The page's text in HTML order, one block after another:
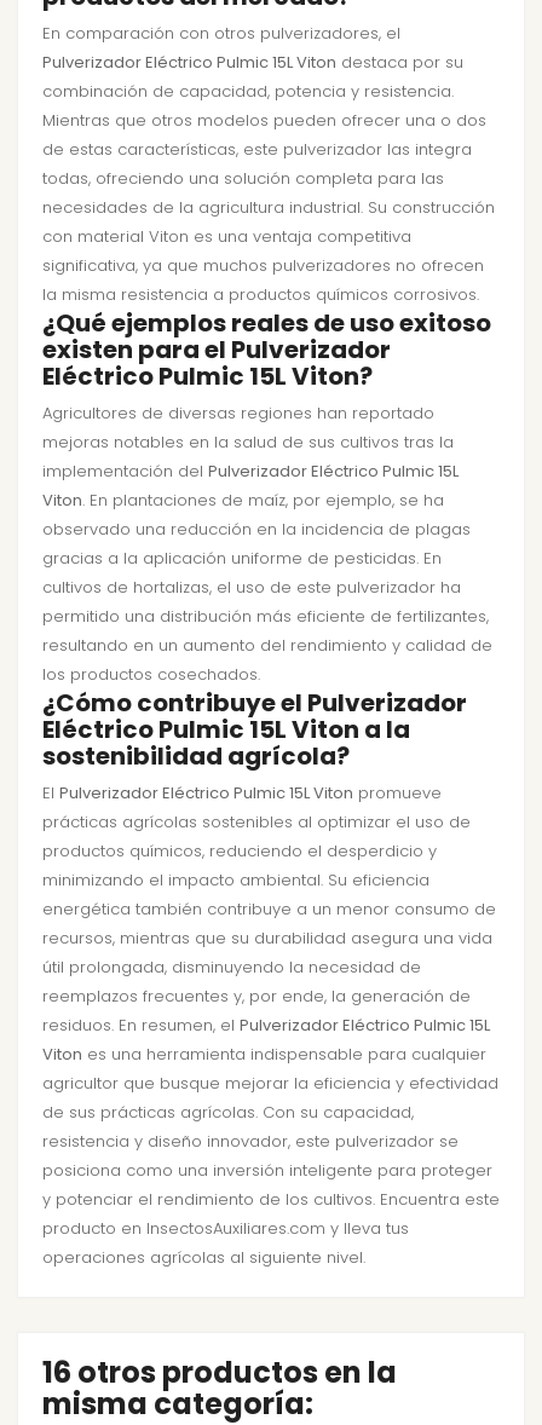
En comparación con otros pulverizadores, el
Pulverizador Eléctrico Pulmic 15L Viton destaca por su
combinación de capacidad, potencia y resistencia.
Mientras que otros modelos pueden ofrecer una o dos
de estas características, este pulverizador las integra
todas, ofreciendo una solución completa para las
necesidades de la agricultura industrial. Su construcción
con material Viton es una ventaja competitiva
significativa, ya que muchos pulverizadores no ofrecen
la misma resistencia a productos químicos corrosivos.
¿Qué ejemplos reales de uso exitoso
existen para el Pulverizador
Eléctrico Pulmic 15L Viton?
Agricultores de diversas regiones han reportado
mejoras notables en la salud de sus cultivos tras la
implementación del Pulverizador Eléctrico Pulmic 15L
Viton. En plantaciones de maíz, por ejemplo, se ha
observado una reducción en la incidencia de plagas
gracias a la aplicación uniforme de pesticidas. En
cultivos de hortalizas, el uso de este pulverizador ha
permitido una distribución más eficiente de fertilizantes,
resultando en un aumento del rendimiento y calidad de
los productos cosechados.
¿Cómo contribuye el Pulverizador
Eléctrico Pulmic 15L Viton a la
sostenibilidad agrícola?
El Pulverizador Eléctrico Pulmic 15L Viton promueve
prácticas agrícolas sostenibles al optimizar el uso de
productos químicos, reduciendo el desperdicio y
minimizando el impacto ambiental. Su eficiencia
energética también contribuye a un menor consumo de
recursos, mientras que su durabilidad asegura una vida
útil prolongada, disminuyendo la necesidad de
reemplazos frecuentes y, por ende, la generación de
residuos. En resumen, el Pulverizador Eléctrico Pulmic 15L
Viton es una herramienta indispensable para cualquier
agricultor que busque mejorar la eficiencia y efectividad
de sus prácticas agrícolas. Con su capacidad,
resistencia y diseño innovador, este pulverizador se
posiciona como una inversión inteligente para proteger
y potenciar el rendimiento de los cultivos. Encuentra este
producto en InsectosAuxiliares.com y lleva tus
operaciones agrícolas al siguiente nivel.
16 otros productos en la
misma categoría: